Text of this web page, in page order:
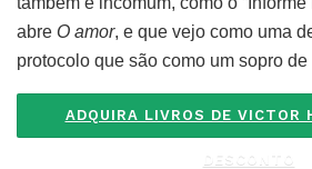
abre O amor, e que vejo como uma
protocolo que são como um sopro de
ADQUIRA LIVROS DE VICTOR
DESCONTO